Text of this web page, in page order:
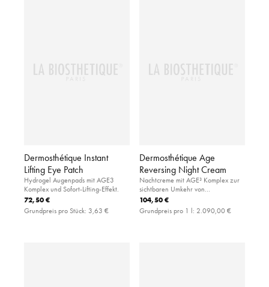
Dermosthétique Instant
Lifting Eye Patch
Hydrogel Augenpads mit AGE3
Komplex und Sofort-Lifting-Effekt.
72,50 €
Grundpreis pro Stück: 3,63 €
Dermosthétique Age
Reversing Night Cream
Nachtcreme mit AGE³ Komplex zur
sichtbaren Umkehr von
Hautalterungsanzeichen
104,50 €
Grundpreis pro 1 l: 2.090,00 €